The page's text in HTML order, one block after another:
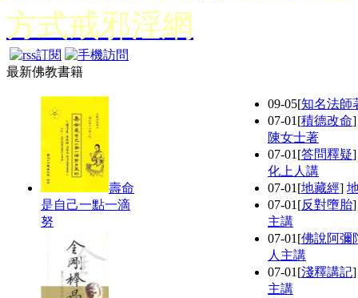
方式戒邪淫網
最新佛教書籍
壽命
是自己一點一滴
努
09-05[知名法師
07-01 [積德改命
陳女士著
07-01 [答問釋疑
化上人講
07-01 [地藏經]
07-01 [反對墮胎
主講
07-01 [佛說阿彌
人主講
07-01 [淺釋講記
主講